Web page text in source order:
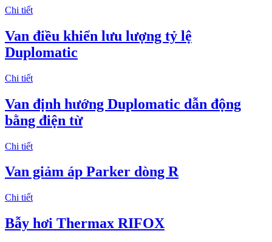
Chi tiết
Van điều khiển lưu lượng tỷ lệ
Duplomatic
Chi tiết
Van định hướng Duplomatic dẫn động
bằng điện từ
Chi tiết
Van giảm áp Parker dòng R
Chi tiết
Bẫy hơi Thermax RIFOX